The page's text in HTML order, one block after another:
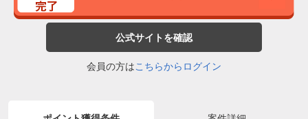
公式サイトを確認
会員の方はこちらからログイン